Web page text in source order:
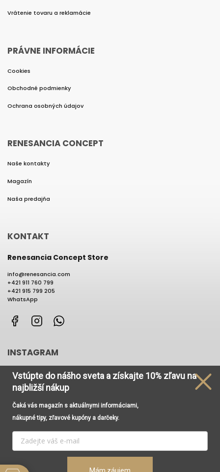
Používame cookies, aby sme Vám umožnili pohodlné
prehliadanie webu a vďaka analýze prevádzky webu
neustále zlepšovali jeho funkcie, výkon a použiteľnosť. Viac
informácií nájdete v odkaze
ochrany osobných údajov.
Vrátenie tovaru a reklamácie
PRÁVNE INFORMÁCIE
Cookies
Obchodné podmienky
Ochrana osobných údajov
RENESANCIA CONCEPT
Naše kontakty
Magazín
Naša predajňa
KONTAKT
Renesancia Concept Store
info@renesancia.com
+421 911 760 799
+421 915 799 205
WhatsApp
FacebookInstagram
INSTAGRAM
Vytvoril Shoptet
Copyright 2026 Renesancia Concept Store
Vstúpte do nášho sveta a získajte 10% zľavu na
najbližší nákup
Čaká vás magazín s aktuálnymi informáciami,
nákupné tipy, zľavové kupóny a darčeky.
Mám záujem